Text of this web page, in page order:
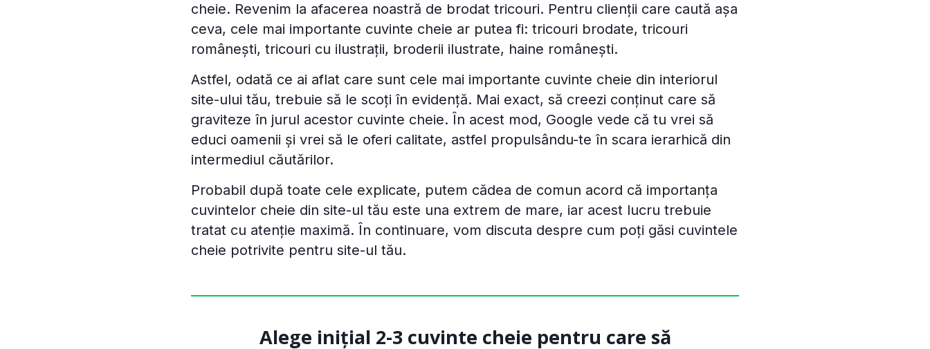
cheie. Revenim la afacerea noastră de brodat tricouri. Pentru clienții care caută așa
ceva, cele mai importante cuvinte cheie ar putea fi: tricouri brodate, tricouri
românești, tricouri cu ilustrații, broderii ilustrate, haine românești.
Astfel, odată ce ai aflat care sunt cele mai importante cuvinte cheie din interiorul
site-ului tău, trebuie să le scoți în evidență. Mai exact, să creezi conținut care să
graviteze în jurul acestor cuvinte cheie. În acest mod, Google vede că tu vrei să
educi oamenii și vrei să le oferi calitate, astfel propulsându-te în scara ierarhică din
intermediul căutărilor.
Probabil după toate cele explicate, putem cădea de comun acord că importanța
cuvintelor cheie din site-ul tău este una extrem de mare, iar acest lucru trebuie
tratat cu atenție maximă. În continuare, vom discuta despre cum poți găsi cuvintele
cheie potrivite pentru site-ul tău.
Alege inițial 2-3 cuvinte cheie pentru care să